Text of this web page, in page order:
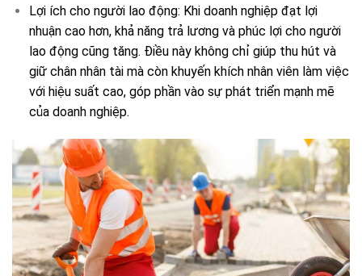
Lợi ích cho người lao động: Khi doanh nghiệp đạt lợi
nhuận cao hơn, khả năng trả lương và phúc lợi cho người
lao động cũng tăng. Điều này không chỉ giúp thu hút và
giữ chân nhân tài mà còn khuyến khích nhân viên làm việc
với hiệu suất cao, góp phần vào sự phát triển mạnh mẽ
của doanh nghiệp.